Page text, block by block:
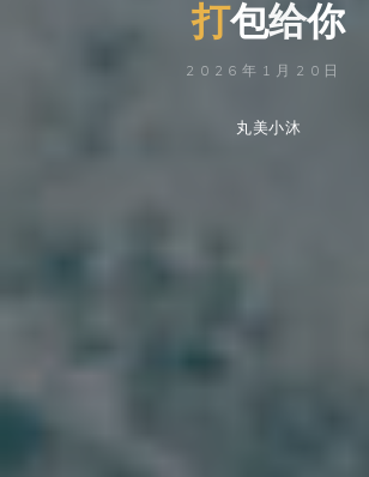
打包给你
你
2026年1月20日
丸美小沐